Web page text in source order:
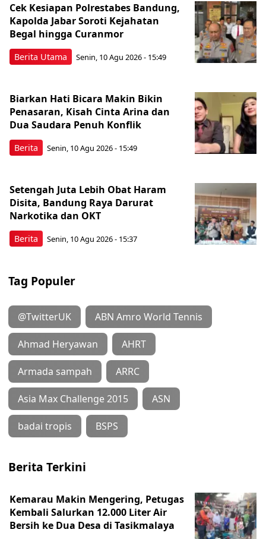
Berita Utama
Cek Kesiapan Polrestabes Bandung,
Kapolda Jabar Soroti Kejahatan
Begal hingga Curanmor
Senin, 10 Agu 2026 - 15:49
Berita
Biarkan Hati Bicara Makin Bikin
Penasaran, Kisah Cinta Arina dan
Dua Saudara Penuh Konflik
Senin, 10 Agu 2026 - 15:49
Berita
Setengah Juta Lebih Obat Haram
Disita, Bandung Raya Darurat
Narkotika dan OKT
Senin, 10 Agu 2026 - 15:37
Tag Populer
@TwitterUK ABN Amro World Tennis
Ahmad Heryawan AHRT
Armada sampah ARRC
Asia Max Challenge 2015 ASN
badai tropis BSPS
Berita Terkini
Kemarau Makin Mengering, Petugas
Kembali Salurkan 12.000 Liter Air
Bersih ke Dua Desa di Tasikmalaya